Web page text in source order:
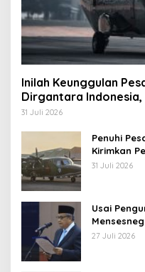
Inilah Keunggulan
Dirgantara
Operasi TNI
31 Juli 2026
Penuhi
Kirimkan
AU
31 Juli 2026
Usai
27 Juli 2026